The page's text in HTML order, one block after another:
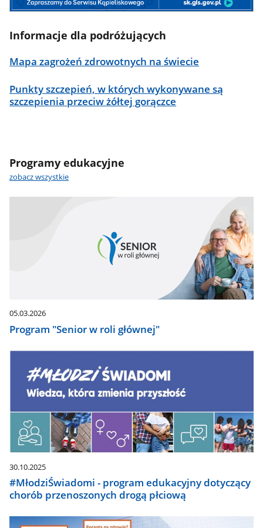
Informacje dla podróżujących
Mapa zagrożeń zdrowotnych na świecie
Punkty szczepień, w których wykonywane są
szczepienia przeciw żółtej gorączce
Programy edukacyjne
zobacz wszystkie
05.03.2026
Program "Senior w roli głównej"
30.10.2025
#MłodziŚwiadomi - program edukacyjny dotyczący
chorób przenoszonych drogą płciową